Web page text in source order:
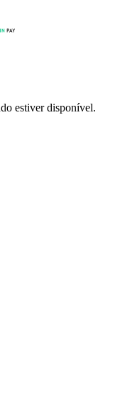
estiver disponível.